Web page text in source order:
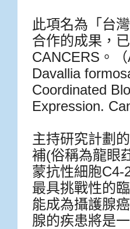
此項名為「台
合作的成果，
CANCERS 。（
Davallia
Coordinated
Expression.
主持研究計劃
補(俗稱為龍眼
蒙抗性細胞C4-
最具挑戰性的
能成為攝護腺
腺的疾患將是